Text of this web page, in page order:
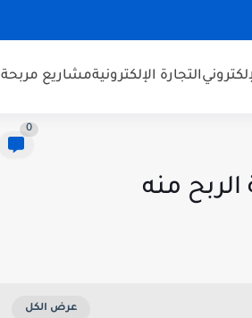
التجارة الإلكترونيةمشاريع مربحة
0